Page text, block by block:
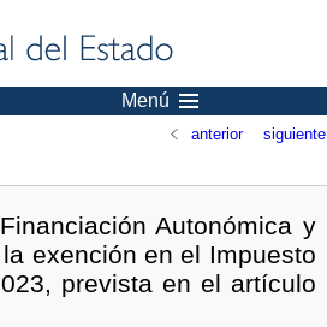
Menú
anterior siguiente
Autonómica y
exención en el Impuesto
prevista en el artículo